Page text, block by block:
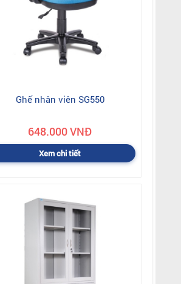
Ghế nhân viên SG550
648.000 VNĐ
Xem chi tiết